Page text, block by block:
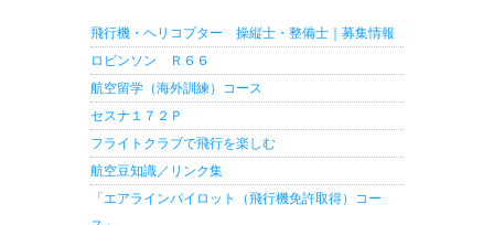
飛行機・ヘリコプター 操縦士・整備士｜募集情報
ロビンソン Ｒ６６
航空留学（海外訓練）コース
セスナ１７２Ｐ
フライトクラブで飛行を楽しむ
航空豆知識／リンク集
「エアラインパイロット（飛行機免許取得）コー